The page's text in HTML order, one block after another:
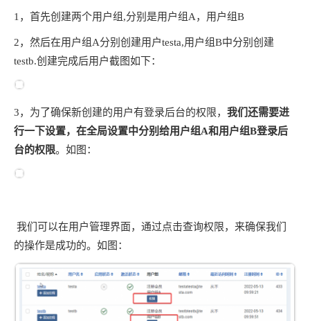
1，首先创建两个用户组,分别是用户组A，用户组B
2，然后在用户组A分别创建用户testa,用户组B中分别创建
testb.创建完成后用户截图如下：
行一下设置，在全局设置中分别给用户组A和用户组B登录后
台的权限 。如图：